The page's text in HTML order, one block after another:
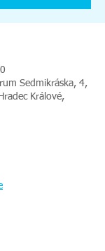
Sedmikráska, 4,
Králové,